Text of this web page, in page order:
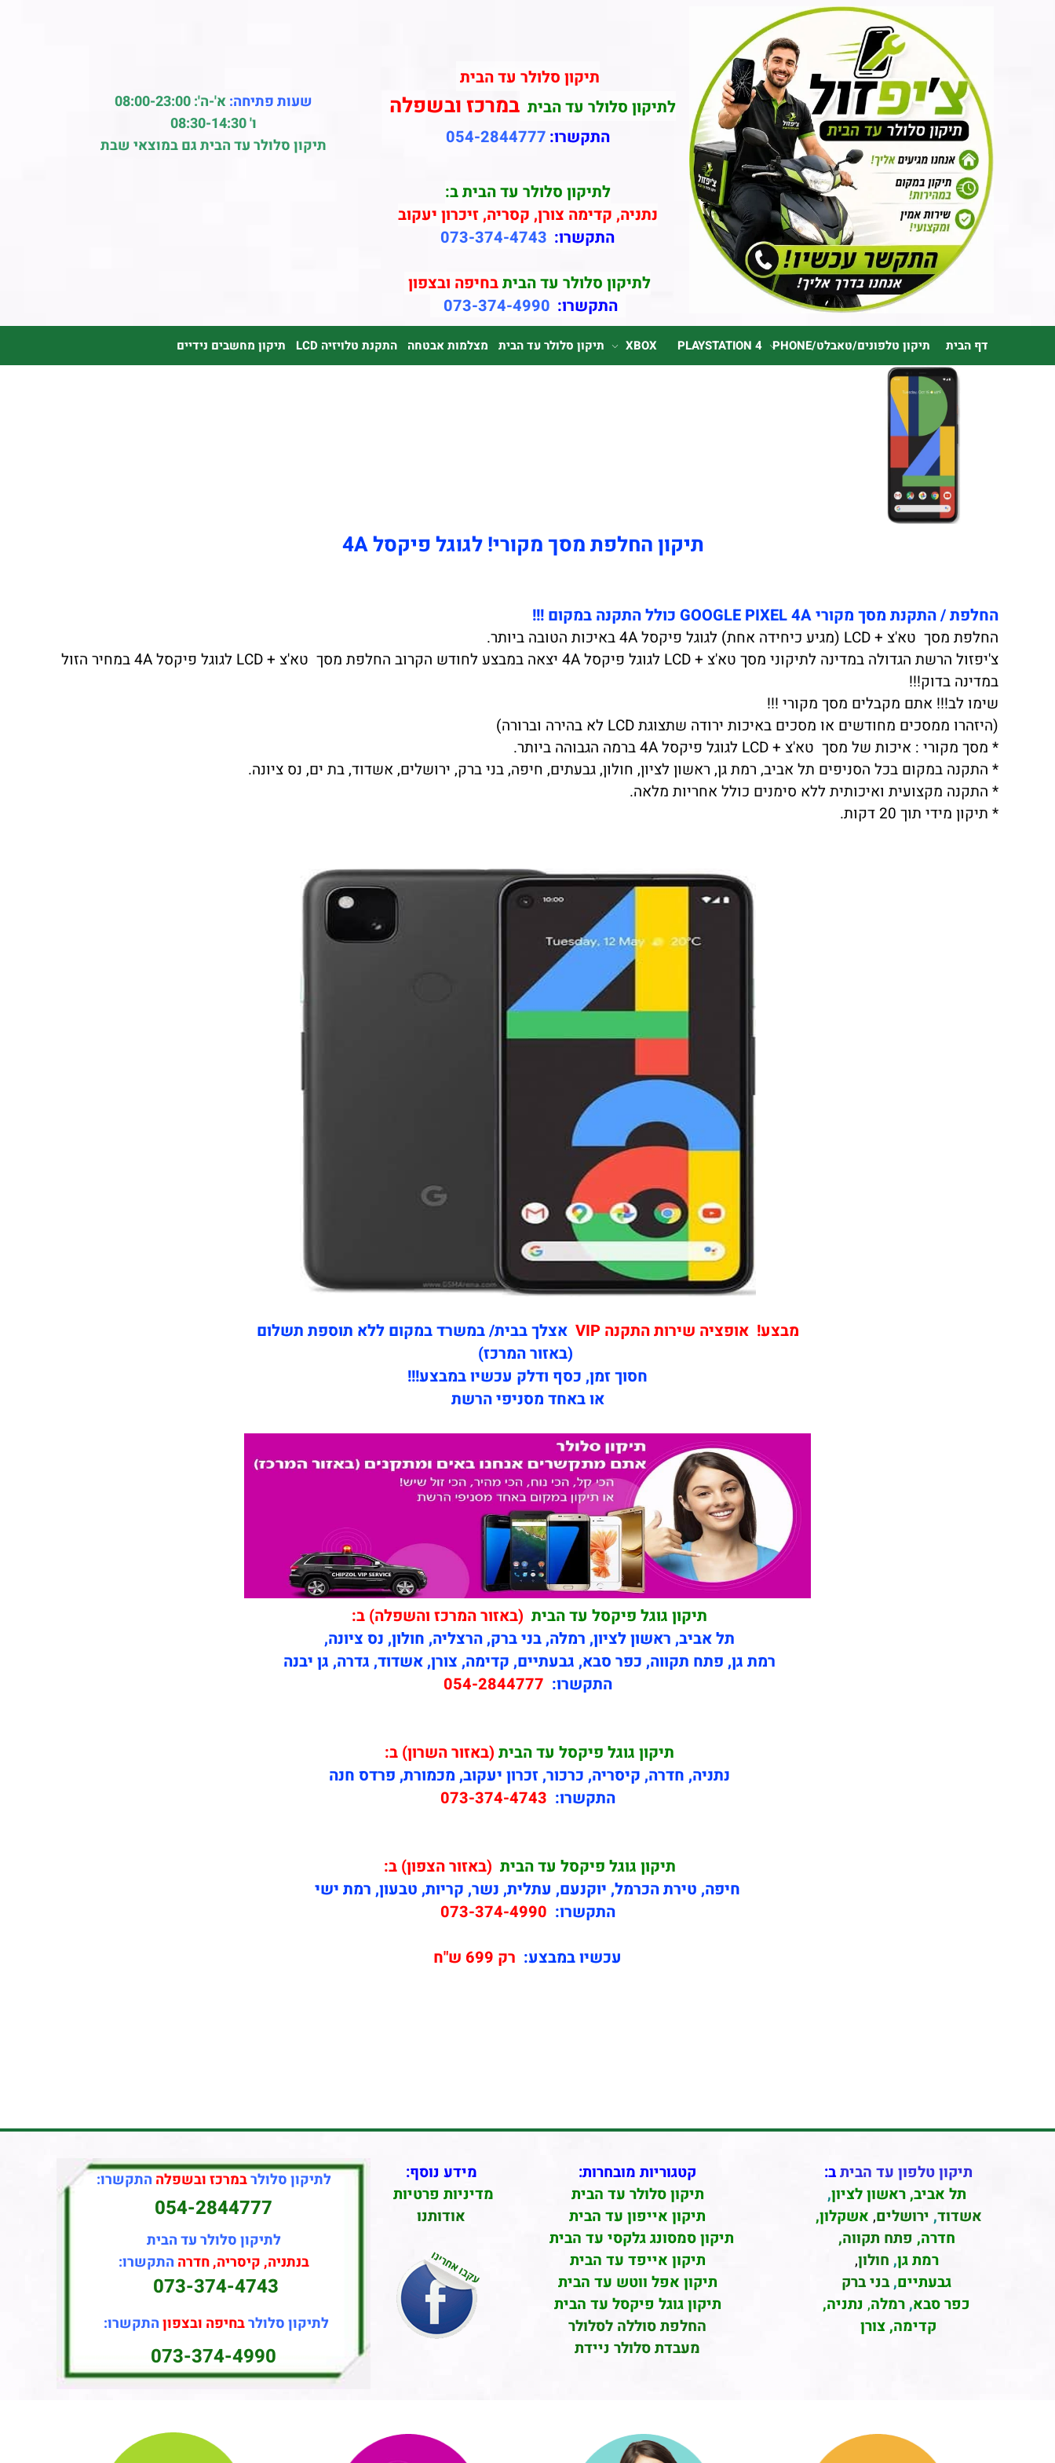
תיקון סלולר עד הבית
לתיקון סלולר עד הביתבמרכז ובשפלה
התקשרו: 054-2844777
לתיקון סלולר עד הבית ב:
נתניה, קדימה צורן, קסריה, זיכרון יעקוב
התקשרו: 073-374-4743
לתיקון סלולר עד הביתבחיפה ובצפון
התקשרו: 073-374-4990
שעות פתיחה:א'-ה': 08:00-23:00
ו' 08:30-14:30
תיקון סלולר עד הבית גם במוצאי שבת
דף הבית תיקון טלפונים/טאבלט/PHONE PLAYSTATION 4
XBOX תיקון סלולר עד הבית מצלמות אבטחה התקנת טלויזיה LCD תיקון מחשבים נידיים
תיקון החלפת מסך מקורי! לגוגל פיקסל 4A
החלפת / התקנת מסך מקורי GOOGLE PIXEL 4A כולל התקנה במקום !!!
החלפת מסך טא'צ + LCD (מגיע כיחידה אחת) לגוגל פיקסל 4A באיכות הטובה ביותר.
צ'יפזול הרשת הגדולה במדינה לתיקוני מסך טא'צ + LCD לגוגל פיקסל 4A יצאה במבצע לחודש הקרוב החלפת מסך טא'צ + LCD לגוגל פיקסל 4A במחיר הזול
במדינה בדוק!!!
שימו לב!!! אתם מקבלים מסך מקורי !!!
(היזהרו ממסכים מחודשים או מסכים באיכות ירודה שתצוגת LCD לא בהירה וברורה)
* מסך מקורי : איכות של מסך טא'צ + LCD לגוגל פיקסל 4A ברמה הגבוהה ביותר.
* התקנה במקום בכל הסניפים תל אביב, רמת גן, ראשון לציון, חולון, גבעתים, חיפה, בני ברק, ירושלים, אשדוד, בת ים, נס ציונה.
* התקנה מקצועית ואיכותית ללא סימנים כולל אחריות מלאה.
* תיקון מידי תוך 20 דקות.
מבצע! אופציה שירות התקנה VIP
אצלך בבית/ במשרד במקום ללא תוספת תשלום
(באזור המרכז)
חסוך זמן, כסף ודלק עכשיו במבצע!!!
או באחד מסניפי הרשת
תיקון גוגל פיקסל עד הבית (באזור המרכז והשפלה) ב:
תל אביב, ראשון לציון, רמלה, בני ברק, הרצליה, חולון, נס ציונה,
רמת גן, פתח תקווה, כפר סבא, גבעתיים, קדימה, צורן, אשדוד, גדרה, גן יבנה
התקשרו: 054-2844777
תיקון גוגל פיקסל עד הבית (באזור השרון) ב:
נתניה, חדרה, קיסריה, כרכור, זכרון יעקוב, מכמורת, פרדס חנה
התקשרו: 073-374-4743
תיקון גוגל פיקסל עד הבית (באזור הצפון) ב:
חיפה, טירת הכרמל, יוקנעם, עתלית, נשר, קריות, טבעון, רמת ישי
התקשרו: 073-374-4990
עכשיו במבצע: רק 699 ש"ח
תיקון טלפון עד הביתב:
תל אביב, ראשון לציון,
אשדוד, ירושלים, אשקלון,
חדרה, פתח תקווה,
רמת גן, חולון,
גבעתיים, בני ברק
כפר סבא,רמלה, נתניה,
קדימה, צורן
קטגוריות מובחרות:
תיקון סלולר עד הבית
תיקון אייפון עד הבית
תיקון סמסונג גלקסי עד הבית
תיקון אייפד עד הבית
תיקון אפל ווטש עד הבית
תיקון גוגל פיקסל עד הבית
החלפת סוללה לסלולר
מעבדת סלולר ניידת
מידע נוסף:
מדיניות פרטיות
אודותנו
לתיקון סלולרבמרכז ובשפלה התקשרו:
054-2844777
לתיקון סלולר עד הבית
בנתניה, קיסריה, חדרה התקשרו:
073-374-4743
לתיקון סלולרבחיפה ובצפוןהתקשרו:
073-374-4990